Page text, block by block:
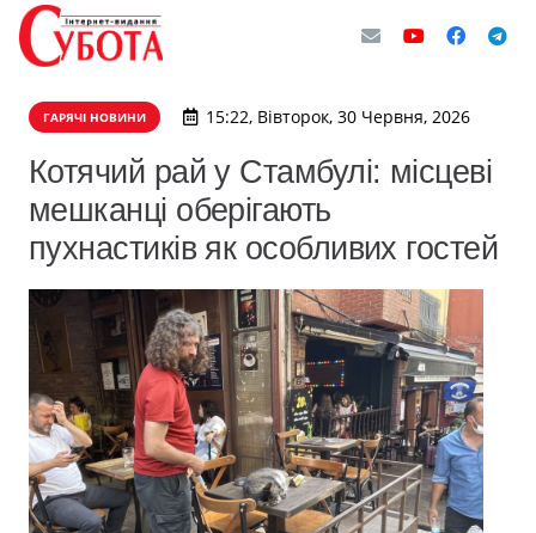
ГАРЯЧІ НОВИНИ 15:22, Вівторок, 30 Червня, 2026
Котячий рай у Стамбулі: місцеві
мешканці оберігають
пухнастиків як особливих гостей